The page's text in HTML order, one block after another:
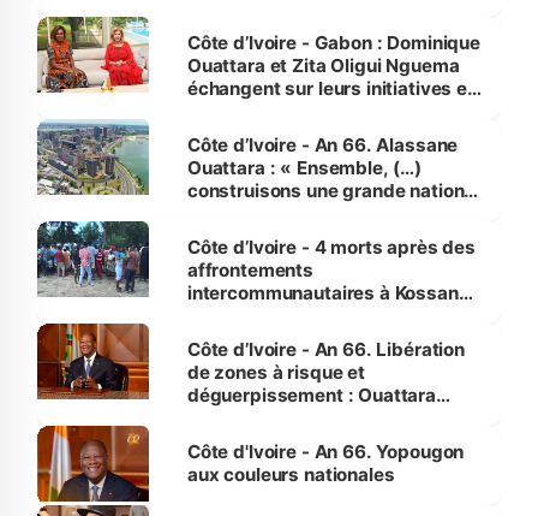
Côte d’Ivoire - Gabon : Dominique
Ouattara et Zita Oligui Nguema
échangent sur leurs initiatives en
enfants
Côte d’Ivoire - An 66. Alassane
Ouattara : « Ensemble, (…)
construisons une grande nation
générations futures »
Côte d’Ivoire - 4 morts après des
affrontements
intercommunautaires à Kossandji
milieu des sinistrés
Côte d’Ivoire - An 66. Libération
de zones à risque et
déguerpissement : Ouattara
l'Etat de droit pour préserver les
vies humaines »
Côte d'Ivoire - An 66. Yopougon
aux couleurs nationales